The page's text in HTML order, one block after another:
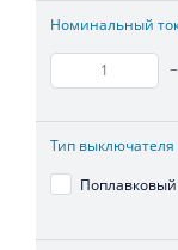
Номинальный
–
Тип выключателя
Поплавковый